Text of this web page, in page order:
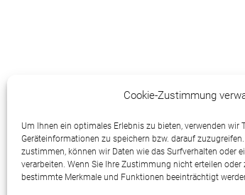
Cookie-Zustimmung
Um Ihnen ein optimales Erlebnis zu bieten, verwenden wir
Geräteinformationen zu speichern bzw. darauf
zustimmen, können wir Daten wie das Surfverhalten oder
verarbeiten. Wenn Sie Ihre Zustimmung nicht erteilen oder
bestimmte Merkmale und Funktionen beeinträchtigt